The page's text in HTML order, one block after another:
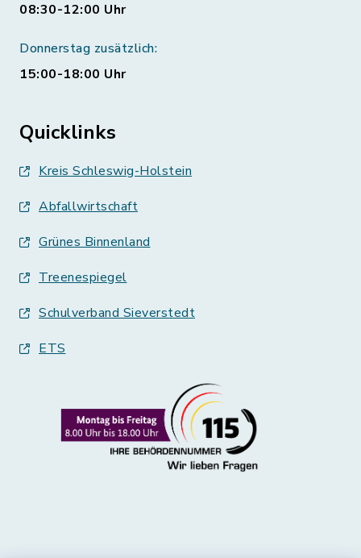
08:30-12:00 Uhr
Donnerstag zusätzlich:
15:00-18:00 Uhr
Quicklinks
Kreis Schleswig-Holstein
Abfallwirtschaft
Grünes Binnenland
Treenespiegel
Schulverband Sieverstedt
ETS